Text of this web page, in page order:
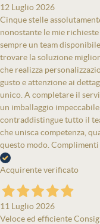
12 Luglio 2026
Cinque stelle
nonostante le mie
sempre un team
trovare la soluzione
che realizza
gusto e attenzione ai
unico. A completare il
un imballaggio
contraddistingue tutto il
che unisca competenza,
questo modo.
Acquirente verificato
11 Luglio 2026
Veloce ed efficiente